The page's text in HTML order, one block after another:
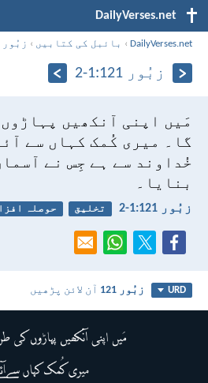
DailyVerses.net
DailyVerses.net
› بائبل کی کتابیں › زبُور
زبُور 121:‏1-‏2
مَیں اپنی آنکھیں
گا۔ میری کُمک کہاں سے
خُداوند سے ہے جِس نے
بنایا۔
زبُور 121:‏1-‏2 تخلیق حوصلہ
URD زبُور 121 آن لائن پڑھیں